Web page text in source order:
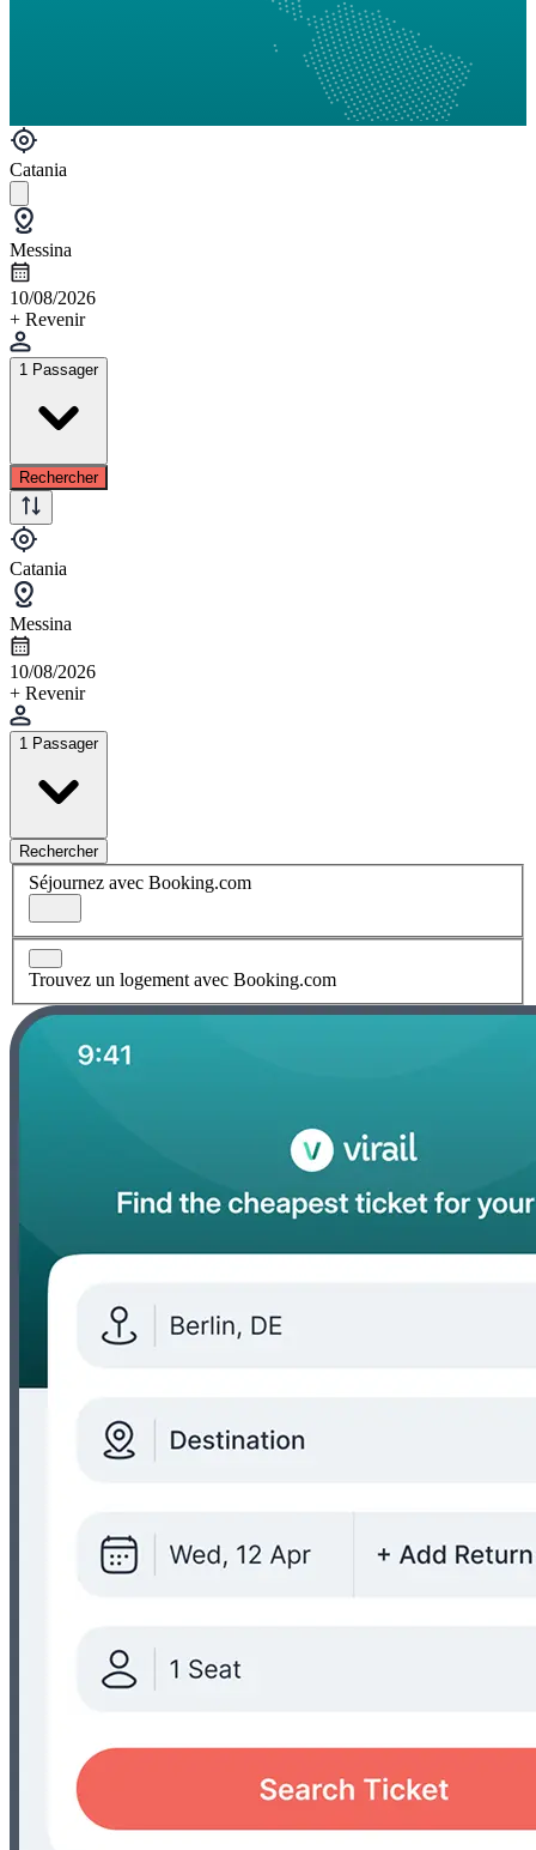
Catania
Messina
10/08/2026
+ Revenir
1 Passager
Rechercher
Catania
Messina
10/08/2026
+ Revenir
1 Passager
Rechercher
Séjournez avec Booking.com
Trouvez un logement avec Booking.com